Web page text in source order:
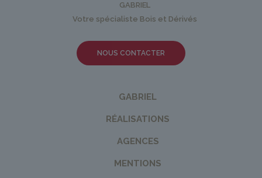
GABRIEL
Votre spécialiste Bois et Dérivés
NOUS CONTACTER
GABRIEL
RÉALISATIONS
AGENCES
MENTIONS